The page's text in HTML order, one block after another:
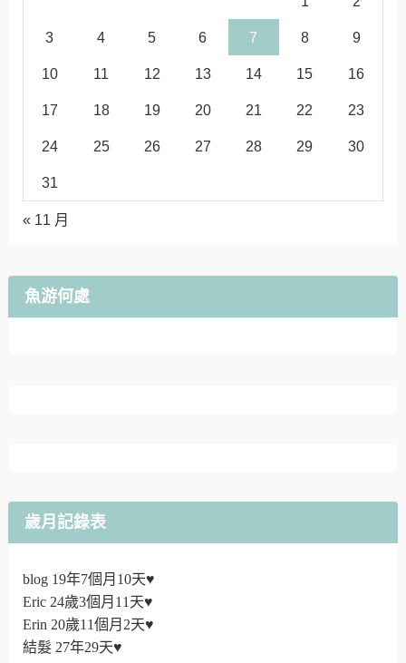
3 4 5 6 7 8 9
10 11 12 13 14 15 16
17 18 19 20 21 22 23
24 25 26 27 28 29 30
31
« 11 月
魚游何處
歲月記錄表
blog 19年7個月10天♥
Eric 24歲3個月11天♥
Erin 20歲11個月2天♥
結髮 27年29天♥